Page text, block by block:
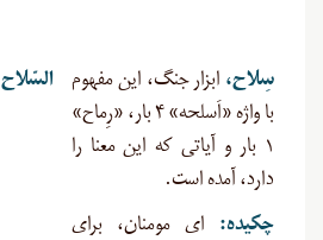
سِلاح، ابزار جنگ، این مفهوم
با واژه «اَسلحه» ۴ بار، «رِماح»
۱ بار و آیاتی که این معنا را
دارد، آمده است.
چکیده: ای مومنان، برای
السّلاح